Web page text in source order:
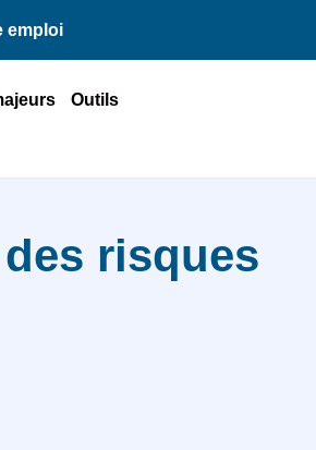
emploi
Outils
risques